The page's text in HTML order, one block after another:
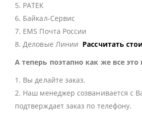
5. РАТЕК
6. Байкал-Сервис
7. EMS Почта России
8. Деловые Линии Рассчитать
А теперь поэтапно как же все это
1. Вы делайте заказ.
2. Наш менеджер созванивается с
подтверждает заказ по телефону.